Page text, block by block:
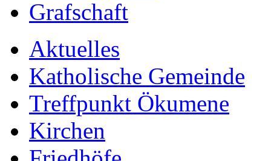
Grafschaft
Aktuelles
Katholische Gemeinde
Treffpunkt Ökumene
Kirchen